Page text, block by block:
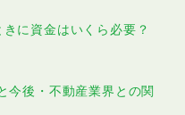
に資金はいくら必要？
今後・不動産業界との関